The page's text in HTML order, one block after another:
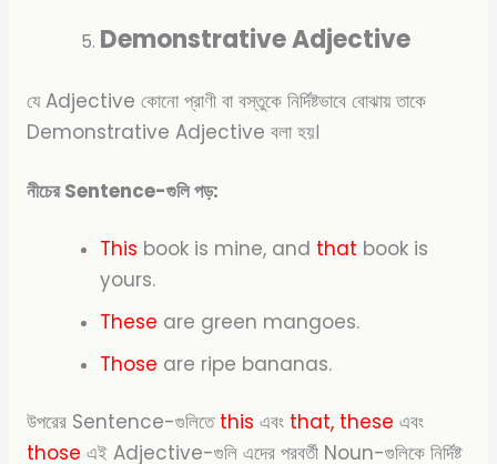
Demonstrative Adjective
যে Adjective কোনো প্রাণী বা বস্তুকে নির্দিষ্টভাবে বোঝায় তাকে
Demonstrative Adjective বলা হয়।
নীচের Sentence-গুলি পড়:
This book is mine, and that book is
yours.
These are green mangoes.
Those are ripe bananas.
উপরের Sentence-গুলিতে this এবংthat, these এবং
those এই Adjective-গুলি এদের পরবর্তী Noun-গুলিকে নির্দিষ্ট